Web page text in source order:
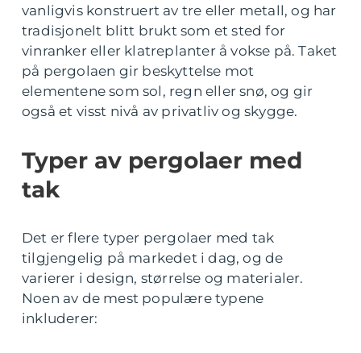
vanligvis konstruert av tre eller metall, og har
tradisjonelt blitt brukt som et sted for
vinranker eller klatreplanter å vokse på. Taket
på pergolaen gir beskyttelse mot
elementene som sol, regn eller snø, og gir
også et visst nivå av privatliv og skygge.
Typer av pergolaer med
tak
Det er flere typer pergolaer med tak
tilgjengelig på markedet i dag, og de
varierer i design, størrelse og materialer.
Noen av de mest populære typene
inkluderer: